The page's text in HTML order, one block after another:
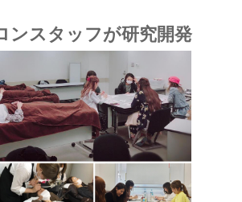
ンスタッフが研究開発